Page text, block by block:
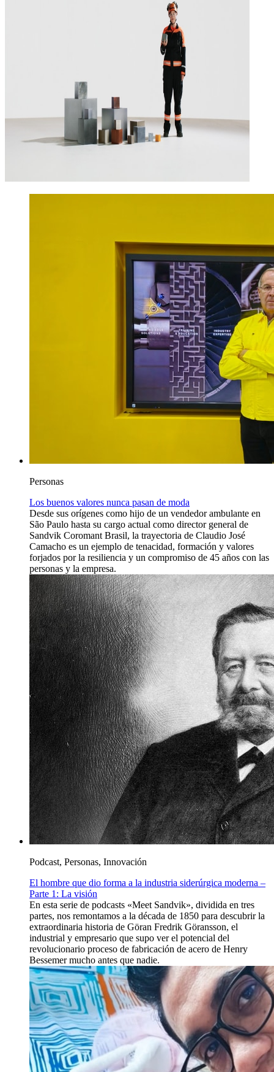
Personas
Los buenos valores nunca pasan de moda
Desde sus orígenes como hijo de un vendedor ambulante en
São Paulo hasta su cargo actual como director general de
Sandvik Coromant Brasil, la trayectoria de Claudio José
Camacho es un ejemplo de tenacidad, formación y valores
forjados por la resiliencia y un compromiso de 45 años con las
personas y la empresa.
Podcast, Personas, Innovación
El hombre que dio forma a la industria siderúrgica moderna –
Parte 1: La visión
En esta serie de podcasts «Meet Sandvik», dividida en tres
partes, nos remontamos a la década de 1850 para descubrir la
extraordinaria historia de Göran Fredrik Göransson, el
industrial y empresario que supo ver el potencial del
revolucionario proceso de fabricación de acero de Henry
Bessemer mucho antes que nadie.